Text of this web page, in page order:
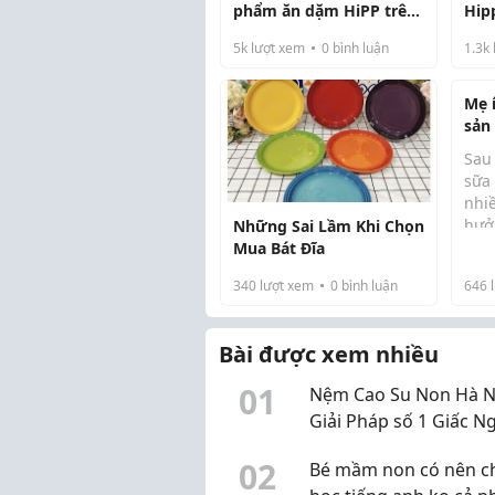
phẩm ăn dặm HiPP trên
5k lượt xem 0 bình luận 1.3k
Những Sai Lầm Khi Chọn
Mua Bát Đĩa
340 lượt xem 0 bình luận
Mẹ
thể
646
Bài được xem nhiều
01
Nệm Cao Su Non Hà
Giải Pháp số 1 Giấc
02
Bé mầm non có nên